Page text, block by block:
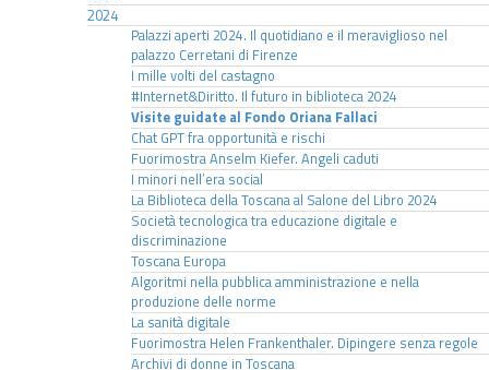
2024
Palazzi aperti 2024. Il quotidiano e il meraviglioso nel
palazzo Cerretani di Firenze
I mille volti del castagno
#Internet&Diritto. Il futuro in biblioteca 2024
Visite guidate al Fondo Oriana Fallaci
Chat GPT fra opportunità e rischi
Fuorimostra Anselm Kiefer. Angeli caduti
I minori nell’era social
La Biblioteca della Toscana al Salone del Libro 2024
Società tecnologica tra educazione digitale e
discriminazione
Toscana Europa
Algoritmi nella pubblica amministrazione e nella
produzione delle norme
La sanità digitale
Fuorimostra Helen Frankenthaler. Dipingere senza regole
Archivi di donne in Toscana